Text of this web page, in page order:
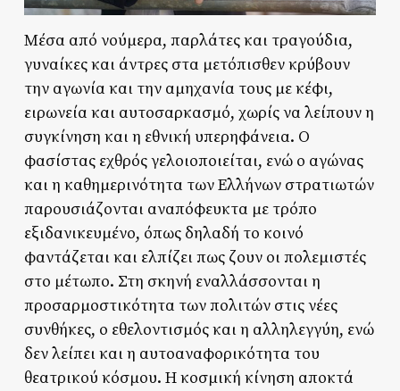
Μέσα από νούμερα, παρλάτες και τραγούδια,
γυναίκες και άντρες στα μετόπισθεν κρύβουν
την αγωνία και την αμηχανία τους με κέφι,
ειρωνεία και αυτοσαρκασμό, χωρίς να λείπουν η
συγκίνηση και η εθνική υπερηφάνεια. Ο
φασίστας εχθρός γελοιοποιείται, ενώ ο αγώνας
και η καθημερινότητα των Ελλήνων στρατιωτών
παρουσιάζονται αναπόφευκτα με τρόπο
εξιδανικευμένο, όπως δηλαδή το κοινό
φαντάζεται και ελπίζει πως ζουν οι πολεμιστές
στο μέτωπο. Στη σκηνή εναλλάσσονται η
προσαρμοστικότητα των πολιτών στις νέες
συνθήκες, ο εθελοντισμός και η αλληλεγγύη, ενώ
δεν λείπει και η αυτοαναφορικότητα του
θεατρικού κόσμου. Η κοσμική κίνηση αποκτά